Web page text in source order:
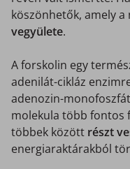
köszönhetők, amely a
vegyülete.
A forskolin egy
adenilát-cikláz
adenozin-
molekula több fontos
többek között részt
energiaraktárakból